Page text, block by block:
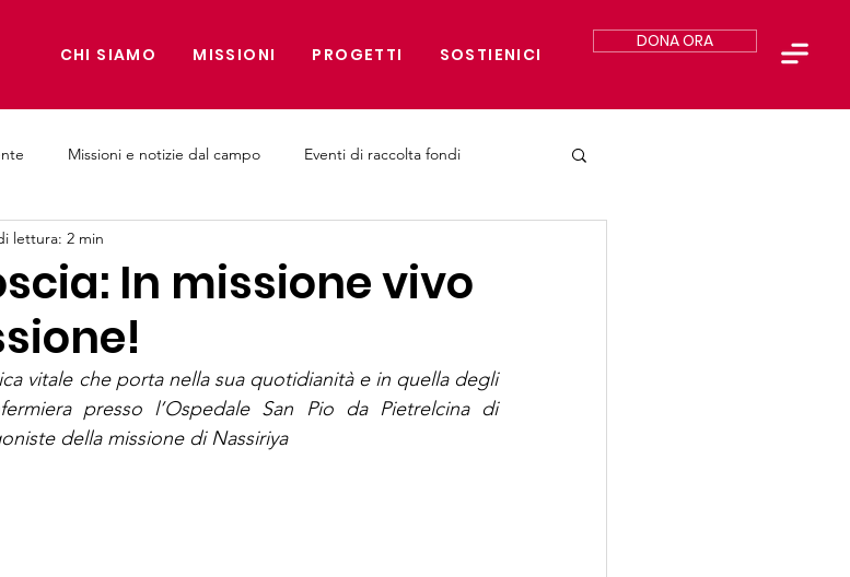
CHI SIAMO MISSIONI PROGETTI SOSTIENICI
DONA ORA
Missioni e notizie dal campo Eventi di raccolta fondi
In missione vivo
lettura: 2 min
vitale che porta nella sua quotidianità e in quella degli
presso l’Ospedale San Pio da Pietrelcina di
della missione di Nassiriya